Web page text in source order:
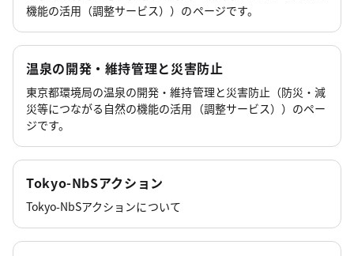
機能の活用（調整サービス））のページです。
温泉の開発・維持管理と災害防止
東京都環境局の温泉の開発・維持管理と災害防止（防災・減
災等につながる自然の機能の活用（調整サービス））のペー
ジです。
Tokyo-NbSアクション
Tokyo-NbSアクションについて